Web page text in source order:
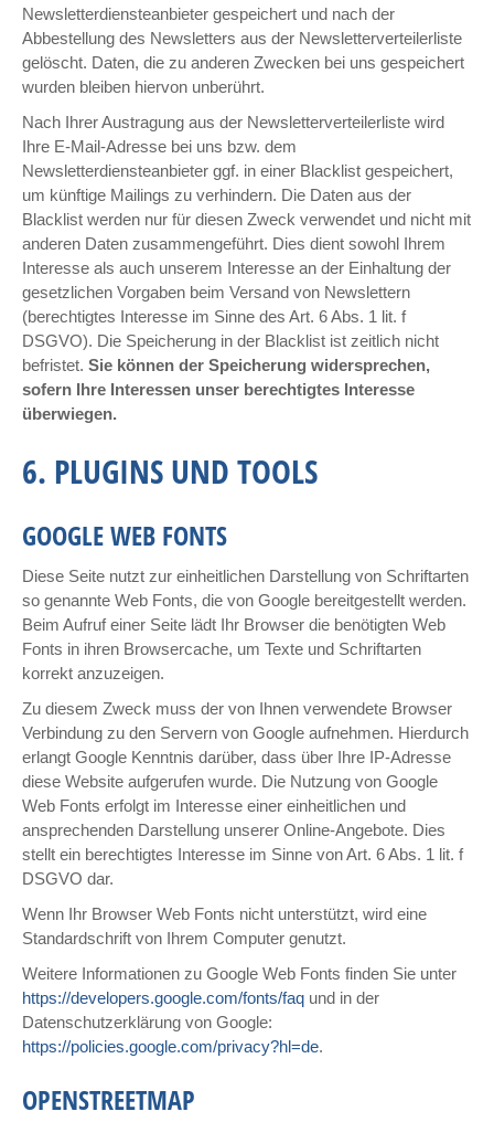
Newsletterdiensteanbieter gespeichert und nach der
Abbestellung des Newsletters aus der Newsletterverteilerliste
gelöscht. Daten, die zu anderen Zwecken bei uns gespeichert
wurden bleiben hiervon unberührt.
Nach Ihrer Austragung aus der Newsletterverteilerliste wird
Ihre E-Mail-Adresse bei uns bzw. dem
Newsletterdiensteanbieter ggf. in einer Blacklist gespeichert,
um künftige Mailings zu verhindern. Die Daten aus der
Blacklist werden nur für diesen Zweck verwendet und nicht mit
anderen Daten zusammengeführt. Dies dient sowohl Ihrem
Interesse als auch unserem Interesse an der Einhaltung der
gesetzlichen Vorgaben beim Versand von Newslettern
(berechtigtes Interesse im Sinne des Art. 6 Abs. 1 lit. f
DSGVO). Die Speicherung in der Blacklist ist zeitlich nicht
befristet. Sie können der Speicherung widersprechen,
sofern Ihre Interessen unser berechtigtes Interesse
überwiegen.
6. PLUGINS UND TOOLS
GOOGLE WEB FONTS
Diese Seite nutzt zur einheitlichen Darstellung von Schriftarten
so genannte Web Fonts, die von Google bereitgestellt werden.
Beim Aufruf einer Seite lädt Ihr Browser die benötigten Web
Fonts in ihren Browsercache, um Texte und Schriftarten
korrekt anzuzeigen.
Zu diesem Zweck muss der von Ihnen verwendete Browser
Verbindung zu den Servern von Google aufnehmen. Hierdurch
erlangt Google Kenntnis darüber, dass über Ihre IP-Adresse
diese Website aufgerufen wurde. Die Nutzung von Google
Web Fonts erfolgt im Interesse einer einheitlichen und
ansprechenden Darstellung unserer Online-Angebote. Dies
stellt ein berechtigtes Interesse im Sinne von Art. 6 Abs. 1 lit. f
DSGVO dar.
Wenn Ihr Browser Web Fonts nicht unterstützt, wird eine
Standardschrift von Ihrem Computer genutzt.
Weitere Informationen zu Google Web Fonts finden Sie unter
https://developers.google.com/fonts/faq und in der
Datenschutzerklärung von Google:
https://policies.google.com/privacy?hl=de.
OPENSTREETMAP